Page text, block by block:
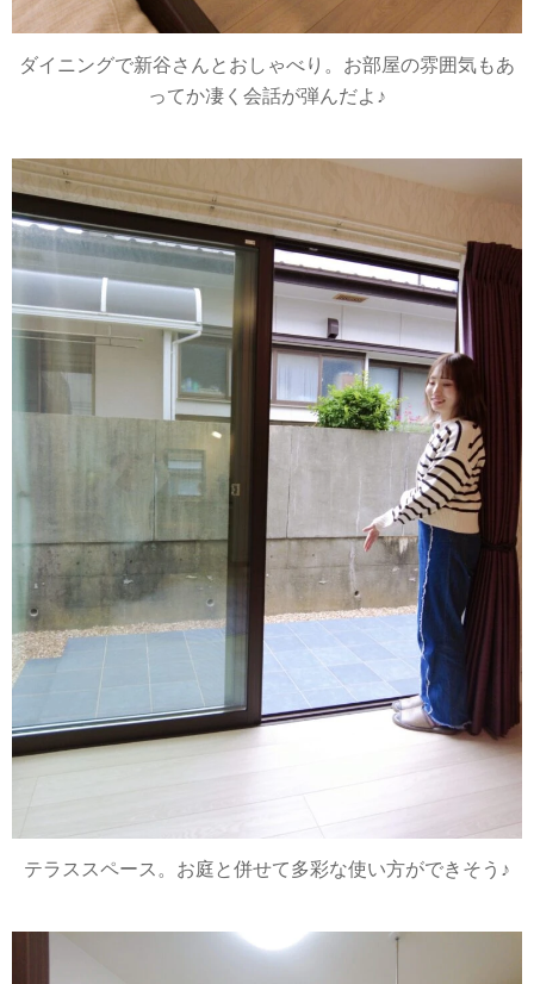
ダイニングで新谷さんとおしゃべり。お部屋の雰囲気もあ
ってか凄く会話が弾んだよ♪
テラススペース。お庭と併せて多彩な使い方ができそう♪